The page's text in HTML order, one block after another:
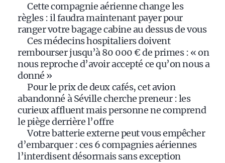
Cette compagnie aérienne change les
règles : il faudra maintenant payer pour
ranger votre bagage cabine au dessus de vous
Ces médecins hospitaliers doivent
rembourser jusqu’à 80 000 € de primes : « on
nous reproche d’avoir accepté ce qu’on nous a
donné »
Pour le prix de deux cafés, cet avion
abandonné à Séville cherche preneur : les
curieux affluent mais personne ne comprend
le piège derrière l’offre
Votre batterie externe peut vous empêcher
d’embarquer : ces 6 compagnies aériennes
l’interdisent désormais sans exception